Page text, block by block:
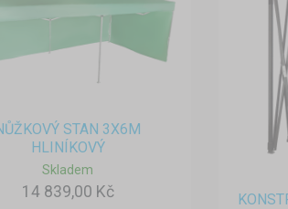
STAN 3X6M
HLINÍKOVÝ
Skladem
14 839,00 Kč